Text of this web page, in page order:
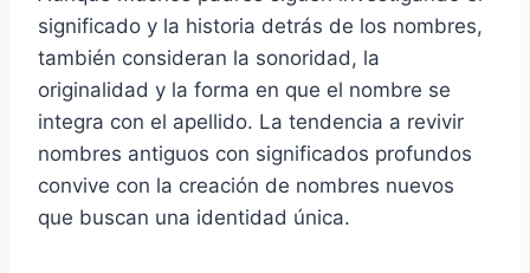
significado y la historia detrás de los nombres,
también consideran la sonoridad, la
originalidad y la forma en que el nombre se
integra con el apellido. La tendencia a revivir
nombres antiguos con significados profundos
convive con la creación de nombres nuevos
que buscan una identidad única.